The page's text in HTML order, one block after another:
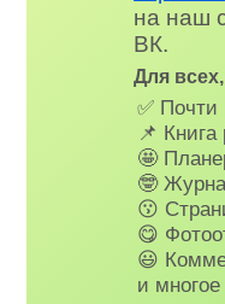
на наш
ВК.
Для
✅ Почти
📌 Книга
🤩
🤓
😗
😋
😃
и